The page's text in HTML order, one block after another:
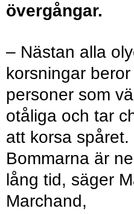
övergångar.
– Nästan alla
korsningar
personer som
otåliga och tar
att korsa spåret.
Bommarna är
lång tid, säger
Marchand,